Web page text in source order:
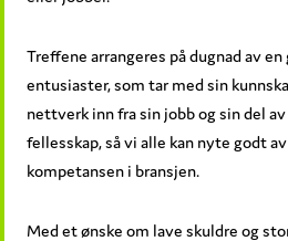
Treffene arrangeres på dugnad av
entusiaster, som tar med sin
nettverk inn fra sin jobb og sin del
fellesskap, så vi alle kan nyte godt
kompetansen i bransjen.
Med et ønske om lave skuldre og